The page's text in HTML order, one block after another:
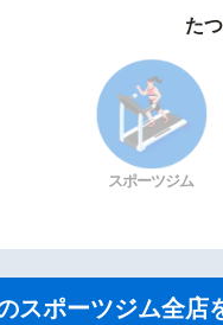
た
スポーツジム
スポーツジム全店